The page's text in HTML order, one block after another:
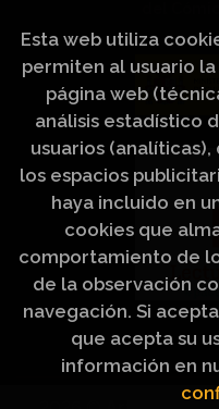
Esta web utiliza
permiten al usuario
página web
análisis estadístico
usuarios
los espacios
haya incluido en
cookies que
comportamiento de
de la observación
navegación. Si
que acepta su
información en